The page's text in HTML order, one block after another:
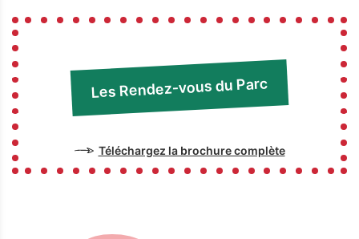
Les Rendez-vous du Parc
Téléchargez la brochure complète